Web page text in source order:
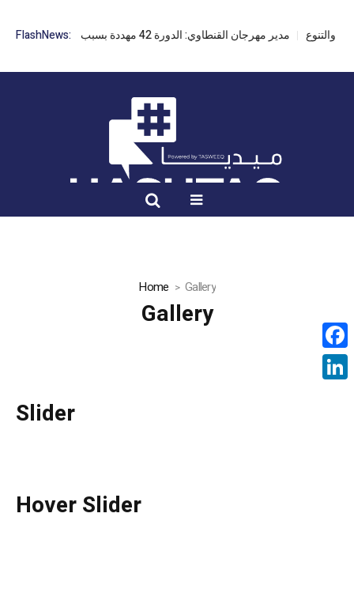
FlashNews: مدير مهرجان القنطاوي: الدورة 42 مهددة بسبب تأخر التراخيص
Home Gallery
Gallery
Slider
Hover Slider